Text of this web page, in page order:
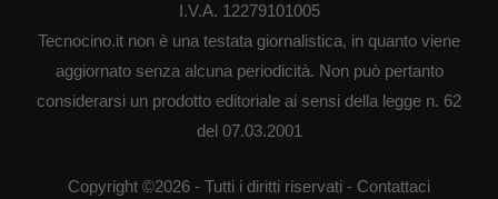
I.V.A. 12279101005
Tecnocino.it non è una testata giornalistica, in quanto viene
aggiornato senza alcuna periodicità. Non può pertanto
considerarsi un prodotto editoriale ai sensi della legge n. 62
del 07.03.2001
Copyright ©2026 - Tutti i diritti riservati - Contattaci